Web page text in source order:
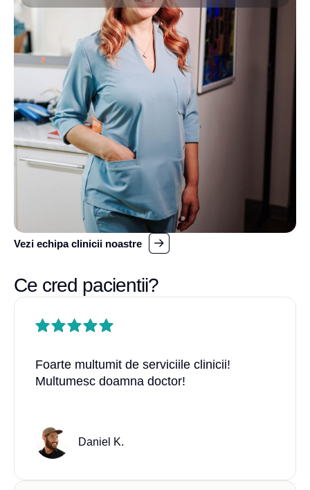
Vezi echipa clinicii noastre
Ce cred pacientii?
Foarte multumit de serviciile clinicii!
Multumesc doamna doctor!
Daniel K.